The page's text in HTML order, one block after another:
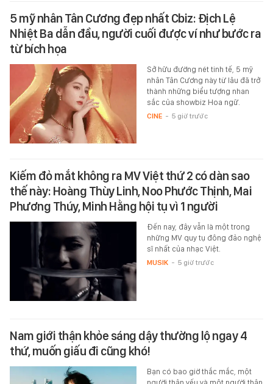
5 mỹ nhân Tân Cương đẹp nhất Cbiz: Địch Lệ
Nhiệt Ba dẫn đầu, người cuối được ví như bước ra
từ bích họa
Sở hữu đường nét tinh tế, 5 mỹ
nhân Tân Cương này từ lâu đã trở
thành những biểu tượng nhan
sắc của showbiz Hoa ngữ.
CINE - 5 giờ trước
Kiếm đỏ mắt không ra MV Việt thứ 2 có dàn sao
thế này: Hoàng Thùy Linh, Noo Phước Thịnh, Mai
Phương Thúy, Minh Hằng hội tụ vì 1 người
Đến nay, đây vẫn là một trong
những MV quy tụ đông đảo nghệ
sĩ nhất của nhạc Việt.
MUSIK - 5 giờ trước
Nam giới thận khỏe sáng dậy thường lộ ngay 4
thứ, muốn giấu đi cũng khó!
Bạn có bao giờ thắc mắc, một